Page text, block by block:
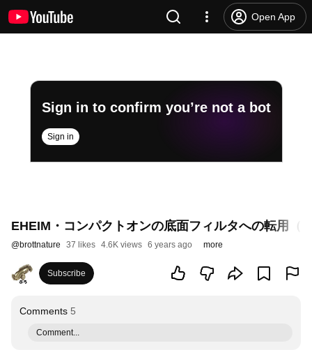
Open App
Sign in to confirm you’re not a bot
Sign in
EHEIM・コンパクトオンの底面フィルタへの転用
@brottnature 37 likes 4.6K views 6 years ago more
Subscribe
Comments 5
Comment...